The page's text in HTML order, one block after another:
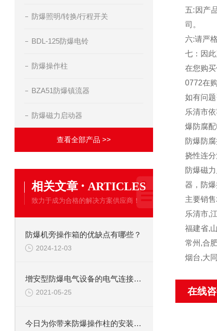
防爆照明/转换/行程开关
BDL-125防爆电铃
防爆操作柱
BZA51防爆镇流器
防爆磁力启动器
查看全部产品 >>
相关文章 · ARTICLES
致力于成为合格的解决方案供应商！
防爆机旁操作箱的优缺点有哪些？
2024-12-03
增安型防爆电气设备的电气连接件连接方法——软钎焊的技术要求
2021-05-25
今日为你带来防爆操作柱的安装及维修
五:因产
司。
六:请严
七：因
在您购
0772在
如有问
乐清市
爆防腐
防爆防
挠性连
防爆磁
器，防
主要销
乐清市,
福建省,
常州,合
烟台,大
在线